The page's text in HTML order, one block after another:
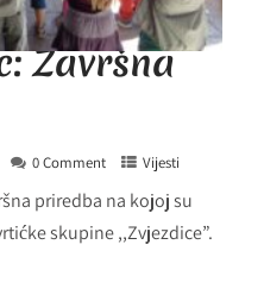
Završna
0 Comment Vijesti
priredba na kojoj su
skupine ,,Zvjezdice”.